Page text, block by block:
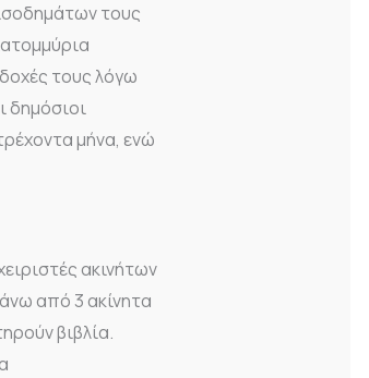
τους
τους λόγω
δημόσιοι
μήνα, ενώ
ακινήτων
από 3 ακίνητα
βιβλία.